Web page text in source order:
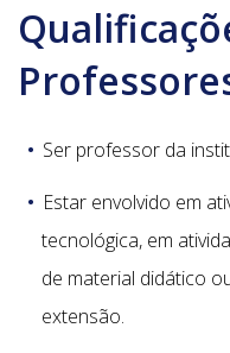
Ser professor da
Estar envolvido em
tecnológica, em
de material didático
extensão.